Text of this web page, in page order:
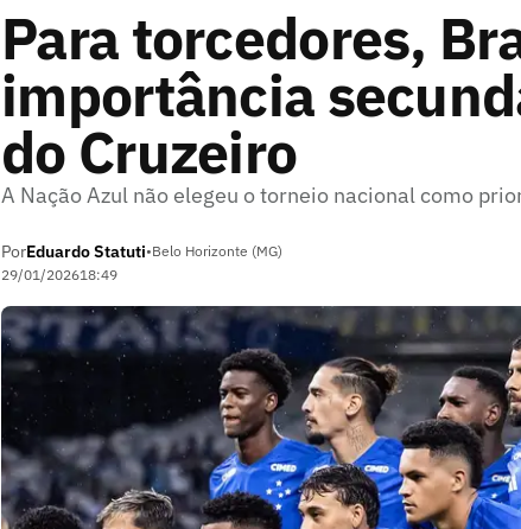
Para torcedores,
importância
do Cruzeiro
A Nação Azul não elegeu o torneio nacional como
PorEduardo Statuti•Belo Horizonte (MG)
29/01/202618:49